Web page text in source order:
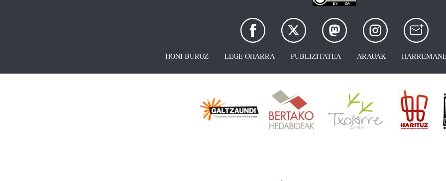
HONI BURUZ LEGE OHARRA PUBLIZITATEA ARAUAK